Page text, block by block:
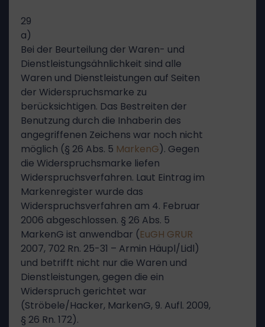
29
a)
Bei der Beurteilung der Waren- und
Dienstleistungsähnlichkeit sind alle
Waren und Dienstleistungen auf Seiten
der Widerspruchsmarke zu
berücksichtigen. Das Bestreiten der
Benutzung durch die Inhaberin des
angegriffenen Zeichens war noch nicht
möglich (§ 26 Abs. 5 MarkenG). Gegen
die Widerspruchsmarke liefen
Widerspruchsverfahren. Laut Eintrag im
Markenregister wurde das
Widerspruchsverfahren am 4. Februar
2006 abgeschlossen. § 26 Abs. 5
MarkenG ist anwendbar (EuGH GRUR
2007, 702 Rn. 25-31 – Armin Häupl/Lidl)
und betrifft nicht nur die Waren und
Dienstleistungen, gegen die ein
Widerspruch gerichtet war
(Ströbele/Hacker, MarkenG, 9. Aufl. 2009,
§ 26 Rn. 172).